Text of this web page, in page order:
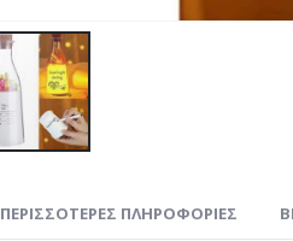
ΠΕΡΙΣΣΌΤΕΡΕΣ ΠΛΗΡΟΦΟΡΊΕΣ